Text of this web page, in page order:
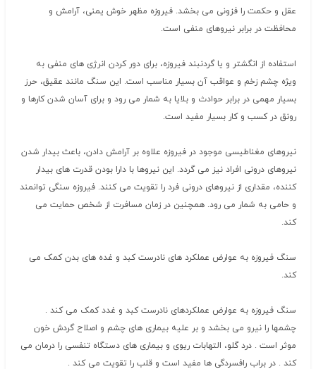
عقل و حکمت را فزونی می بخشد. فیروزه مظهر خوش یمنی، آرامش و
محافظت در برابر نیروهای منفی است.
استفاده از انگشتر و یا گردنبند فیروزه، برای دور کردن انرژی های منفی به
ویژه چشم زخم و عواقب آن بسیار مناسب است. این سنگ مانند عقیق، حرز
بسیار مهمی در برابر حوادث و بلایا به شمار می رود و برای آسان شدن کارها و
رونق در کسب و کار بسیار مفید است.
نیروهای مغناطیسی موجود در فیروزه علاوه بر آرامش دادن، باعث بیدار شدن
نیروهای درونی افراد نیز می گردد. این نیروها با دارا بودن قدرت های بیدار
کننده، مقداری از نیروهای درونی فرد را تقویت می کنند. فیروزه سنگی توانمند
و حامی به شمار می رود. همچنین در زمان مسافرت از شخص حمایت می
کند.
سنگ فیروزه به عوارض عملکرد های نادرست کبد و غده های بدن کمک می
کند.
سنگ فیروزه به عوارض عملکردهای نادرست کبد و غدد کمک می کند .
چشمها را نیرو می بخشد و بر علیه بیماری های چشم و اصلاح گردش خون
موثر است . درد گلو، التهابات ریوی و بیماری های دستگاه تنفسی را درمان می
کند . در براب رافسردگی ها مفید است و قلب را تقویت می کند .